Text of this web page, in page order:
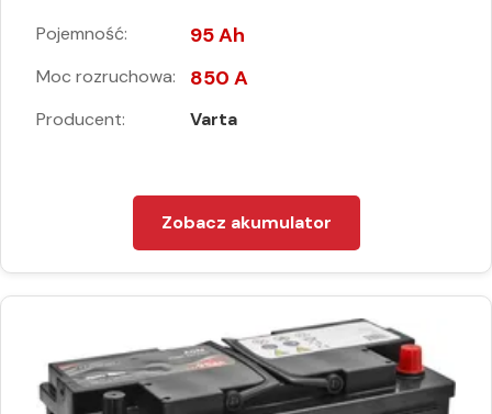
Pojemność: 95 Ah
Moc rozruchowa: 850 A
Producent: Varta
Zobacz akumulator